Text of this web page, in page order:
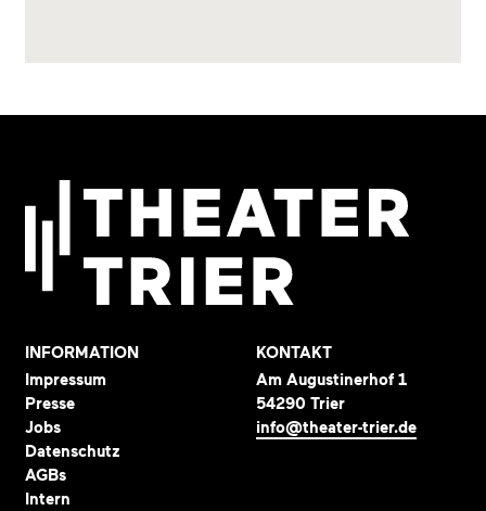
INFORMATION
Impressum
Presse
Jobs
Datenschutz
AGBs
Intern
KONTAKT
Am Augustinerhof 1
54290 Trier
info@theater-trier.de